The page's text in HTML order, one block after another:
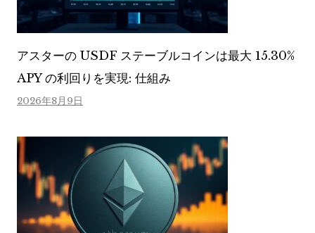
アスターの USDF ステーブルコインは最大 15.30%
APY の利回りを実現: 仕組み
2026年8月9日